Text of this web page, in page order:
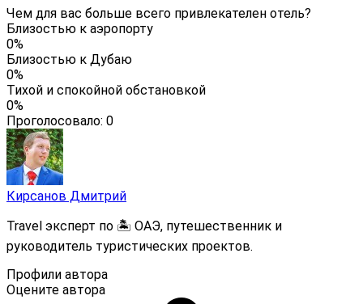
Чем для вас больше всего привлекателен отель?
Близостью к аэропорту
0%
Близостью к Дубаю
0%
Тихой и спокойной обстановкой
0%
Проголосовало: 0
Кирсанов Дмитрий
Travel эксперт по 🏝️ ОАЭ, путешественник и
руководитель туристических проектов.
Профили автора
Оцените автора